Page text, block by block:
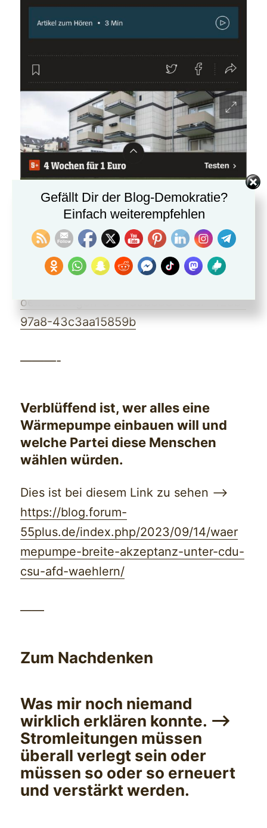
https://www.spiegel.de/wissenschaft/w
aermepumpen-bei-kaltem-wetter-
oelheizungen-a-d4d9b953-00c7-42cb-
97a8-43c3aa15859b
———-
Verblüffend ist, wer alles eine
Wärmepumpe einbauen will und
welche Partei diese Menschen
wählen würden.
Dies ist bei diesem Link zu sehen —>
https://blog.forum-
55plus.de/index.php/2023/09/14/waer
mepumpe-breite-akzeptanz-unter-cdu-
csu-afd-waehlern/
——
Zum Nachdenken
Was mir noch niemand
wirklich erklären konnte. —>
Stromleitungen müssen
überall verlegt sein oder
müssen so oder so erneuert
und verstärkt werden.
Gefällt Dir der Blog-Demokratie?
Einfach weiterempfehlen